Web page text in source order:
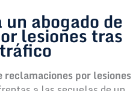
abogado de
lesiones tras
reclamaciones por lesiones